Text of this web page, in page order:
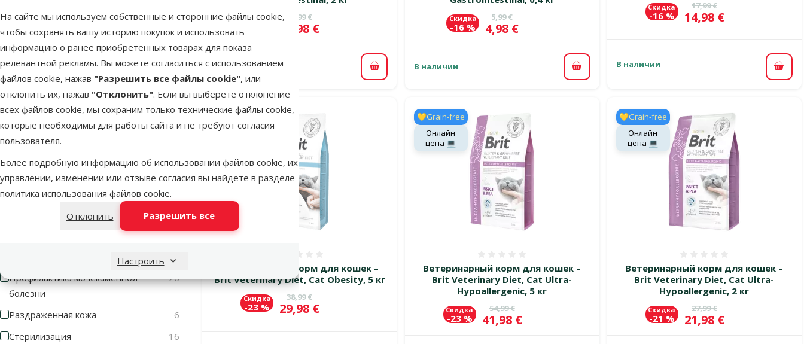
На сайте мы используем собственные и сторонние файлы cookie,
чтобы сохранять вашу историю покупок и использовать
информацию о ранее приобретенных товарах для показа
релевантной рекламы. Вы можете согласиться с использованием
файлов cookie, нажав "Разрешить все файлы cookie", или
отклонить их, нажав "Отклонить". Если вы выберете отклонение
всех файлов cookie, мы сохраним только технические файлы cookie,
которые необходимы для работы сайта и не требуют согласия
пользователя.
Более подробную информацию об использовании файлов cookie, их
управлении, изменении или отзыве согласия вы найдете в разделе
политика использования файлов cookie.
Отклонить
Разрешить все
Настроить
Камни мочеиспускательного канала 23
Клубки шерсти в кишечнике
1
Контроль веса
8
Панкреатит
5
Печеночная недостаточность
Поддержка пищеварения
Поддержка сердца
3
Поддержка функции щитовидной
железы
1
Проблемы с почками
35
Профилактика мочекаменной
болезни
26
Раздраженная кожа
6
Стерилизация
16
Исходная цена
19,99 €
Цена
15,98 €
Скидка
В наличии В корзину
Исходная цена
5,99 €
Цена
4,98 €
Скидка
-16 %
В наличии В корзину
Исходная цена
17,99 €
Цена
14,98 €
Скидка
-16 %
В наличии
В
Ветеринарный корм для кошек –
Brit Veterinary Diet, Cat Obesity, 5 кг
Исходная цена
38,99 €
Цена
29,98 €
Скидка
-23 %
💛Grain-free
Ветеринарный корм для кошек –
Brit Veterinary Diet, Cat Ultra-
Hypoallergenic, 5 кг
Исходная цена
54,99 €
Цена
41,98 €
Скидка
-23 %
💛Grain-free
Онлайн
цена 💻
Ветеринарный корм для кошек –
Brit Veterinary Diet, Cat Ultra-
Hypoallergenic, 2 кг
Исходная цена
27,99 €
Цена
21,98 €
Скидка
-21 %
💛Grain-free
Онлайн
цена 💻